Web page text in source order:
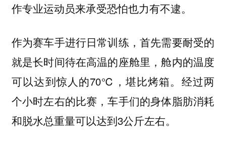
作专业运动员来承受恐怕也力有不逮。
作为赛车手进行日常训练，首先需要耐受的
就是长时间待在高温的座舱里，舱内的温度
可以达到惊人的70℃，堪比烤箱。经过两
个小时左右的比赛，车手们的身体脂肪消耗
和脱水总重量可以达到3公斤左右。